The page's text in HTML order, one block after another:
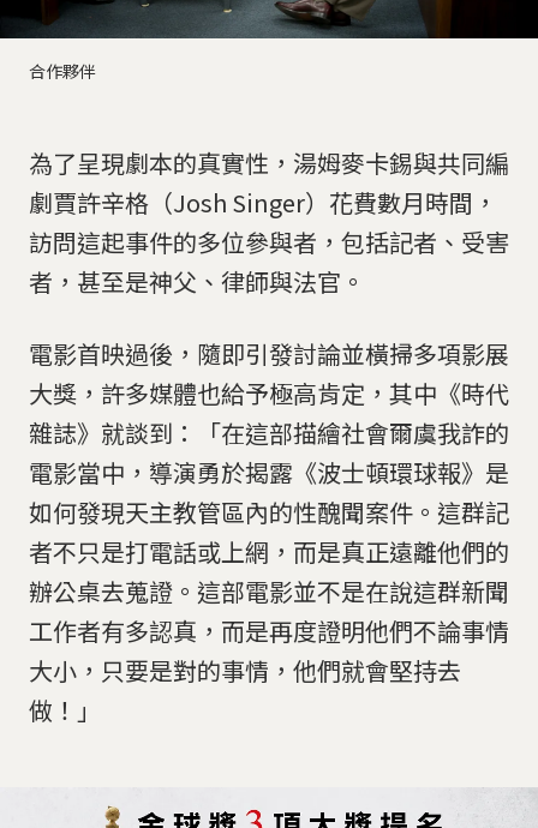
合作夥伴
為了呈現劇本的真實性，湯姆麥卡錫與共同編
劇賈許辛格（Josh Singer）花費數月時間，
訪問這起事件的多位參與者，包括記者、受害
者，甚至是神父、律師與法官。
電影首映過後，隨即引發討論並橫掃多項影展
大獎，許多媒體也給予極高肯定，其中《時代
雜誌》就談到：「在這部描繪社會爾虞我詐的
電影當中，導演勇於揭露《波士頓環球報》是
如何發現天主教管區內的性醜聞案件。這群記
者不只是打電話或上網，而是真正遠離他們的
辦公桌去蒐證。這部電影並不是在說這群新聞
工作者有多認真，而是再度證明他們不論事情
大小，只要是對的事情，他們就會堅持去
做！」